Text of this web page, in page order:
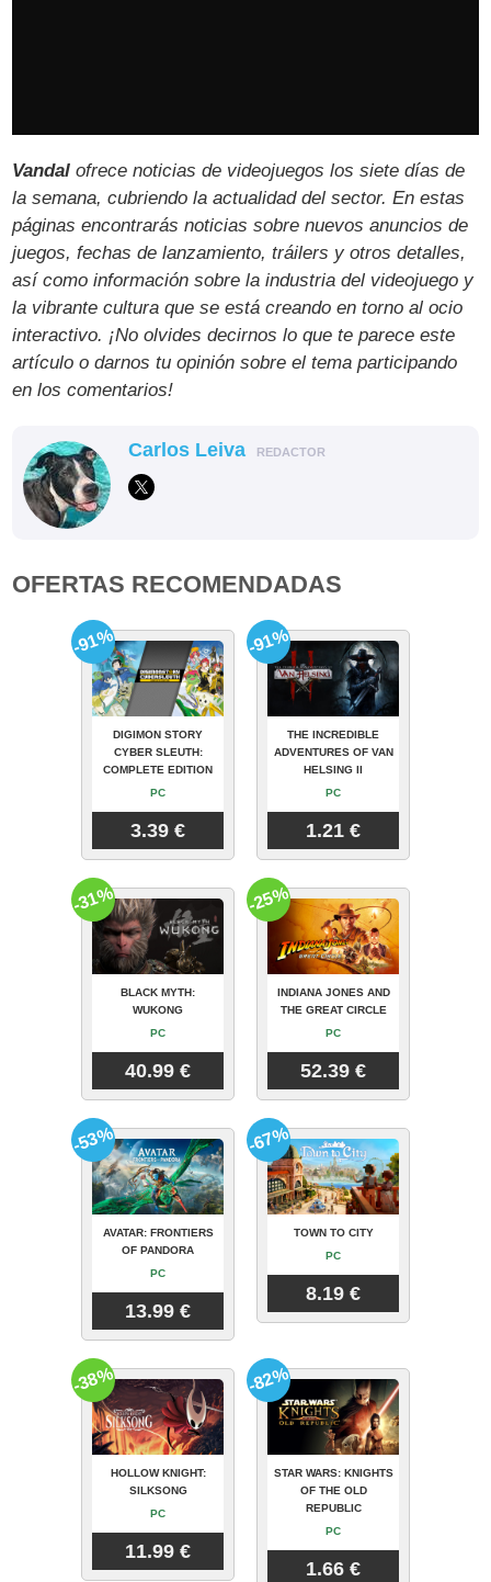
Vandal ofrece noticias de videojuegos los siete días de
la semana, cubriendo la actualidad del sector. En estas
páginas encontrarás noticias sobre nuevos anuncios de
juegos, fechas de lanzamiento, tráilers y otros detalles,
así como información sobre la industria del videojuego y
la vibrante cultura que se está creando en torno al ocio
interactivo. ¡No olvides decirnos lo que te parece este
artículo o darnos tu opinión sobre el tema participando
en los comentarios!
Carlos Leiva REDACTOR
OFERTAS RECOMENDADAS
DIGIMON STORY
CYBER SLEUTH:
COMPLETE EDITION
PC
3.39 €
-91%
THE INCREDIBLE
ADVENTURES OF VAN
HELSING II
PC
1.21 €
-91%
BLACK MYTH:
WUKONG
PC
40.99 €
-31%
INDIANA JONES AND
THE GREAT CIRCLE
PC
52.39 €
-25%
AVATAR: FRONTIERS
OF PANDORA
PC
13.99 €
-53%
TOWN TO CITY
PC
8.19 €
-67%
HOLLOW KNIGHT:
SILKSONG
PC
11.99 €
-38%
STAR WARS: KNIGHTS
OF THE OLD
REPUBLIC
PC
1.66 €
-82%